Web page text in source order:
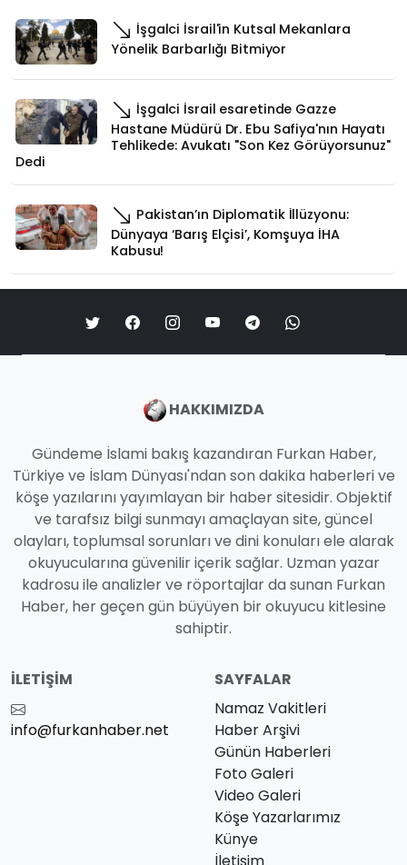
İşgalci İsrail'in Kutsal Mekanlara
Yönelik Barbarlığı Bitmiyor
İşgalci İsrail esaretinde Gazze
Hastane Müdürü Dr. Ebu Safiya'nın Hayatı
Tehlikede: Avukatı "Son Kez Görüyorsunuz"
Dedi
Pakistan’ın Diplomatik İllüzyonu:
Dünyaya ‘Barış Elçisi’, Komşuya İHA
Kabusu!
HAKKIMIZDA
Gündeme İslami bakış kazandıran Furkan Haber,
Türkiye ve İslam Dünyası'ndan son dakika haberleri ve
köşe yazılarını yayımlayan bir haber sitesidir. Objektif
ve tarafsız bilgi sunmayı amaçlayan site, güncel
olayları, toplumsal sorunları ve dini konuları ele alarak
okuyucularına güvenilir içerik sağlar. Uzman yazar
kadrosu ile analizler ve röportajlar da sunan Furkan
Haber, her geçen gün büyüyen bir okuyucu kitlesine
sahiptir.
İLETIŞIM
info@furkanhaber.net
SAYFALAR
Namaz Vakitleri
Haber Arşivi
Günün Haberleri
Foto Galeri
Video Galeri
Köşe Yazarlarımız
Künye